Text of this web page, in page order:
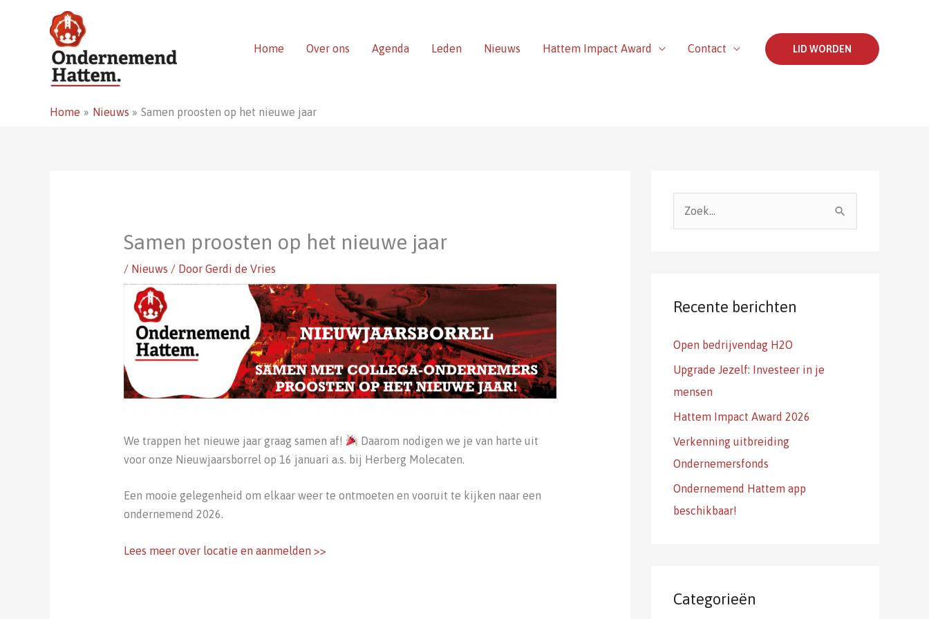
Home Over ons Agenda Leden Nieuws Hattem Impact Award Contact LID WORDEN
Home Nieuws Samen proosten op het nieuwe jaar
Samen proosten op het nieuwe jaar
/ Nieuws / Door Gerdi de Vries
We trappen het nieuwe jaar graag samen af!
Daarom nodigen we je van harte uit
voor onze Nieuwjaarsborrel op 16 januari a.s. bij Herberg Molecaten.
Een mooie gelegenheid om elkaar weer te ontmoeten en vooruit te kijken naar een
ondernemend 2026.
Lees meer over locatie en aanmelden >>
n
a
r
:
Recente berichten
Open bedrijvendag H2O
Upgrade Jezelf: Investeer in je
mensen
Hattem Impact Award 2026
Verkenning uitbreiding
Ondernemersfonds
Ondernemend Hattem app
beschikbaar!
Categorieën